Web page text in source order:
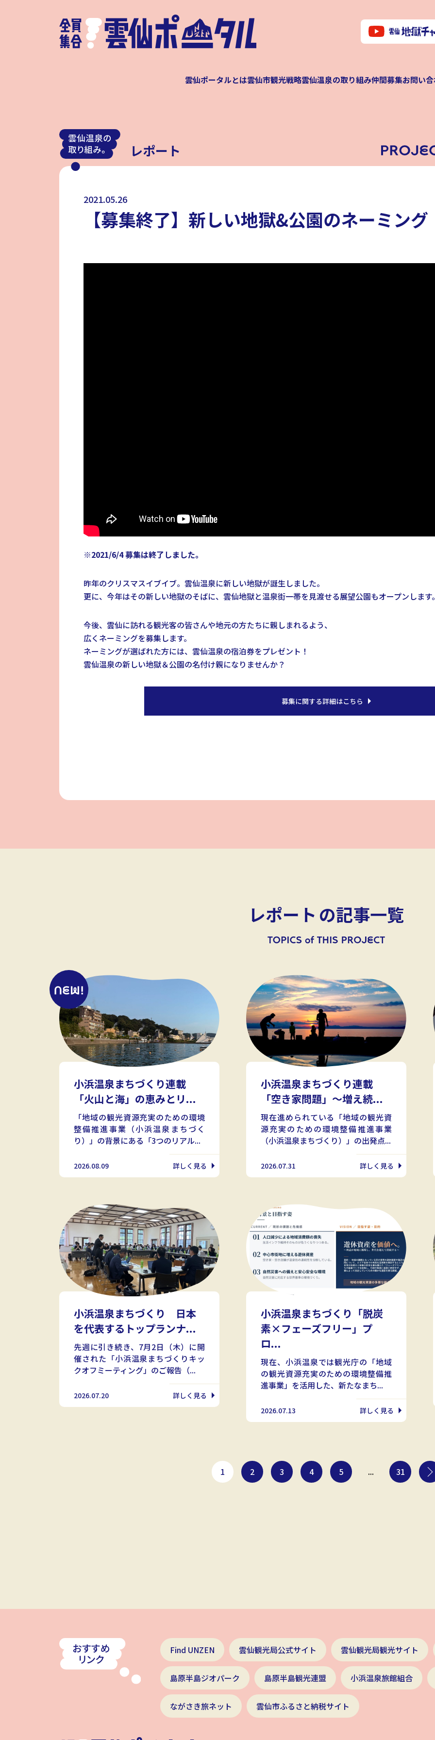
雲仙ポータルとは雲仙市観光戦略雲仙温泉の取り組み仲間募集お問い
レポート
2021.05.26
【募集終了】新しい地獄&公園のネーミング
※2021/6/4 募集は終了しました。
昨年のクリスマスイブイブ。雲仙温泉に新しい地獄が誕生しました。
更に、今年はその新しい地獄のそばに、雲仙地獄と温泉街一帯を見渡せる展望公園もオープンします
今後、雲仙に訪れる観光客の皆さんや地元の方たちに親しまれるよう、
広くネーミングを募集します。
ネーミングが選ばれた方には、雲仙温泉の宿泊券をプレゼント！
雲仙温泉の新しい地獄＆公園の名付け親になりませんか？
募集に関する詳細はこちら
レポート の記事一覧
小浜温泉まちづくり連載
「火山と海」の恵みとリ...
「地域の観光資源充実のための環境
整備推進事業（小浜温泉まちづく
り）」の背景にある「3つのリアル...
2026.08.09 詳しく見る
小浜温泉まちづくり連載
「空き家問題」〜増え続...
現在進められている「地域の観光資
源充実のための環境整備推進事業
（小浜温泉まちづくり）」の出発点...
2026.07.31 詳しく見る
小浜温泉まちづくり 日本
を代表するトップランナ...
先週に引き続き、7月2日（木）に開
催された「小浜温泉まちづくりキッ
クオフミーティング」のご報告（...
2026.07.20 詳しく見る
小浜温泉まちづくり「脱炭
素×フェーズフリー」プ
ロ...
現在、小浜温泉では観光庁の「地域
の観光資源充実のための環境整備推
進事業」を活用した、新たなまち...
2026.07.13 詳しく見る
1 2 3 4 5 ... 31
Find UNZEN 雲仙観光局公式サイト 雲仙観光局観光サイト
島原半島ジオパーク 島原半島観光連盟 小浜温泉旅館組合
ながさき旅ネット 雲仙市ふるさと納税サイト